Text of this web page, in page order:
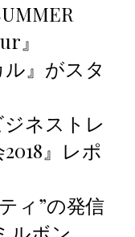
』
』がスタ
ネストレ
』レポ
ィ”の発信